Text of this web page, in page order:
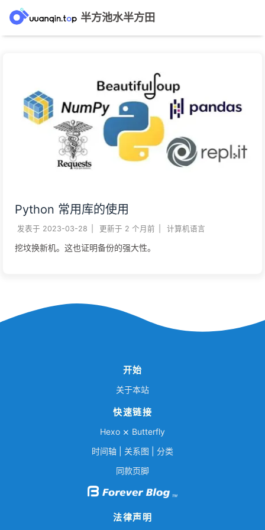
半方池水半方田
Python 常用库的使用
发表于 2023-03-28 更新于 2 个月前 计算机语言
挖坟换新机。这也证明备份的强大性。
开始
关于本站
快速链接
Hexo ⨯ Butterfly
时间轴
关系图
分类
同款页脚
法律声明